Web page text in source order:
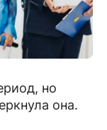
но
она.